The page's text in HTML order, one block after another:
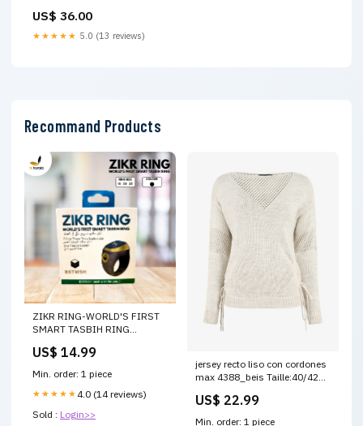
US$ 36.00
★★★★★ 5.0 (13 reviews)
Recommand Products
ZIKR RING-WORLD'S FIRST
SMART TASBIH RING
US$ 14.99
Min. order: 1 piece
★★★★★ 4.0 (14 reviews)
Sold : Login>>
jersey recto liso con cordones
max 4388_beis Taille:40/42
US$ 22.99
Min. order: 1 piece